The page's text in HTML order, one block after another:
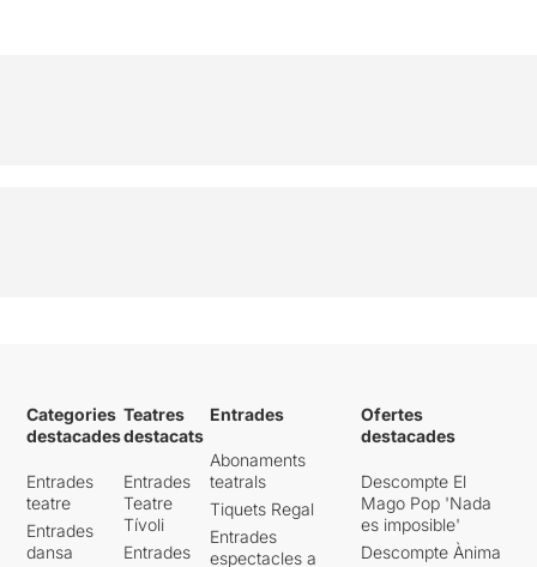
Categories
destacades
Entrades
teatre
Entrades
dansa
Teatres
destacats
Entrades
Teatre
Tívoli
Entrades
Entrades
Abonaments
teatrals
Tiquets Regal
Entrades
espectacles a
Ofertes
destacades
Descompte El
Mago Pop 'Nada
es imposible'
Descompte Ànima